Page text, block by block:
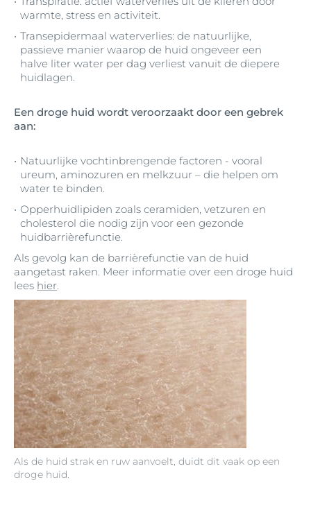
Als de huid strak en ruw aanvoelt, duidt dit vaak op een
droge huid.
warmte, stress en activiteit.
Transepidermaal waterverlies: de natuurlijke,
passieve manier waarop de huid ongeveer een
halve liter water per dag verliest vanuit de diepere
huidlagen.
Een droge huid wordt veroorzaakt door een gebrek
aan:
Natuurlijke vochtinbrengende factoren - vooral
ureum, aminozuren en melkzuur – die helpen om
water te binden.
Opperhuidlipiden zoals ceramiden, vetzuren en
cholesterol die nodig zijn voor een gezonde
huidbarrièrefunctie.
Als gevolg kan de barrièrefunctie van de huid
aangetast raken. Meer informatie over een droge huid
lees hier.